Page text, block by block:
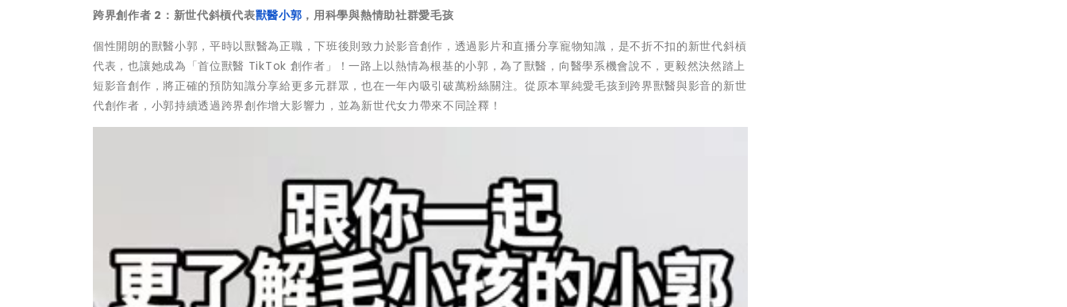
跨界創作者 2：新世代斜槓代表獸醫小郭 ，用科學與熱情助社群愛毛孩
個性開朗的獸醫小郭，平時以獸醫為正職，下班後則致力於影音創作，透過影片和直播分享寵物知識，是不折不扣的新世代斜槓
代表，也讓她成為「首位獸醫 TikTok 創作者」！一路上以熱情為根基的小郭，為了獸醫，向醫學系機會說不，更毅然決然踏上
短影音創作，將正確的預防知識分享給更多元群眾，也在一年內吸引破萬粉絲關注。從原本單純愛毛孩到跨界獸醫與影音的新世
代創作者，小郭持續透過跨界創作增大影響力，並為新世代女力帶來不同詮釋！